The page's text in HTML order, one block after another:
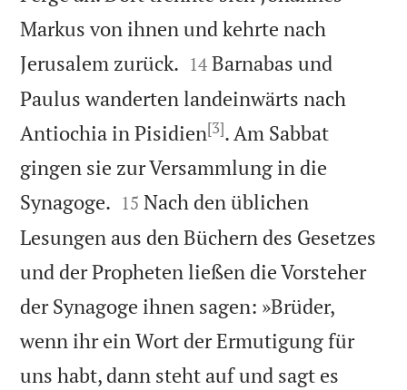
Markus von ihnen und kehrte nach
Jerusalem zurück. 

14 Barnabas und
Paulus wanderten landeinwärts nach
Antiochia in Pisidien[3]. Am Sabbat
gingen sie zur Versammlung in die
Synagoge. 

15 Nach den üblichen
Lesungen aus den Büchern des Gesetzes
und der Propheten ließen die Vorsteher
der Synagoge ihnen sagen: »Brüder,
wenn ihr ein Wort der Ermutigung für
uns habt, dann steht auf und sagt es